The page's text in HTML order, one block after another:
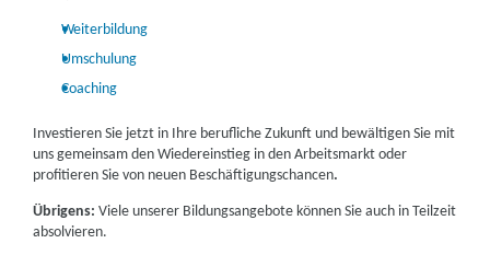
IBB Leipzig | Rabensteinplatz 1, 04103 Leipzig
LeipzigPartner
weitere Informationen
Fortbildungsakademie der Wirtschaft (faw)
selbstbewusst präsentieren.
Weiterbildung
Umschulung
Coaching
Investieren Sie jetzt in Ihre berufliche Zukunft und bewältigen Sie mit
uns gemeinsam den Wiedereinstieg in den Arbeitsmarkt oder
profitieren Sie von neuen Beschäftigungschancen.
Übrigens: Viele unserer Bildungsangebote können Sie auch in Teilzeit
absolvieren.